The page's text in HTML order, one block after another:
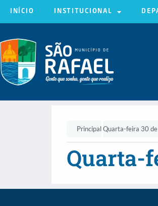
INÍCIO INSTITUCIONAL
PrincipalQuarta-feira 30
Quarta-